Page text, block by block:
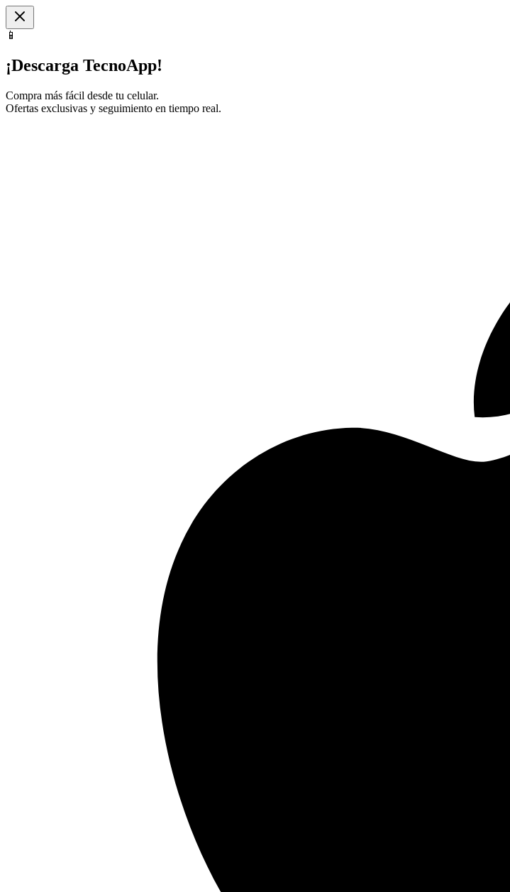
📱
¡Descarga TecnoApp!
Compra más fácil desde tu celular.
Ofertas exclusivas y seguimiento en tiempo real.